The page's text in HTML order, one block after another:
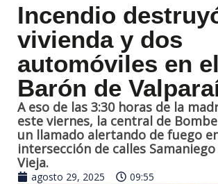
Incendio
vivienda y dos
automóviles en
Barón de
A eso de las 3:30 horas de la
este viernes, la central de
un llamado alertando de fuego
intersección de calles
Vieja.
agosto 29, 2025 09:55